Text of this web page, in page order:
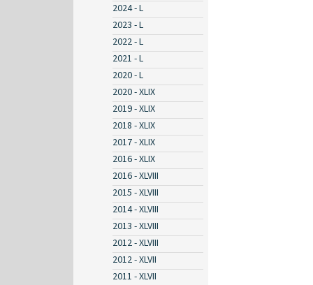
2024 - L
2023 - L
2022 - L
2021 - L
2020 - L
2020 - XLIX
2019 - XLIX
2018 - XLIX
2017 - XLIX
2016 - XLIX
2016 - XLVIII
2015 - XLVIII
2014 - XLVIII
2013 - XLVIII
2012 - XLVIII
2012 - XLVII
2011 - XLVII